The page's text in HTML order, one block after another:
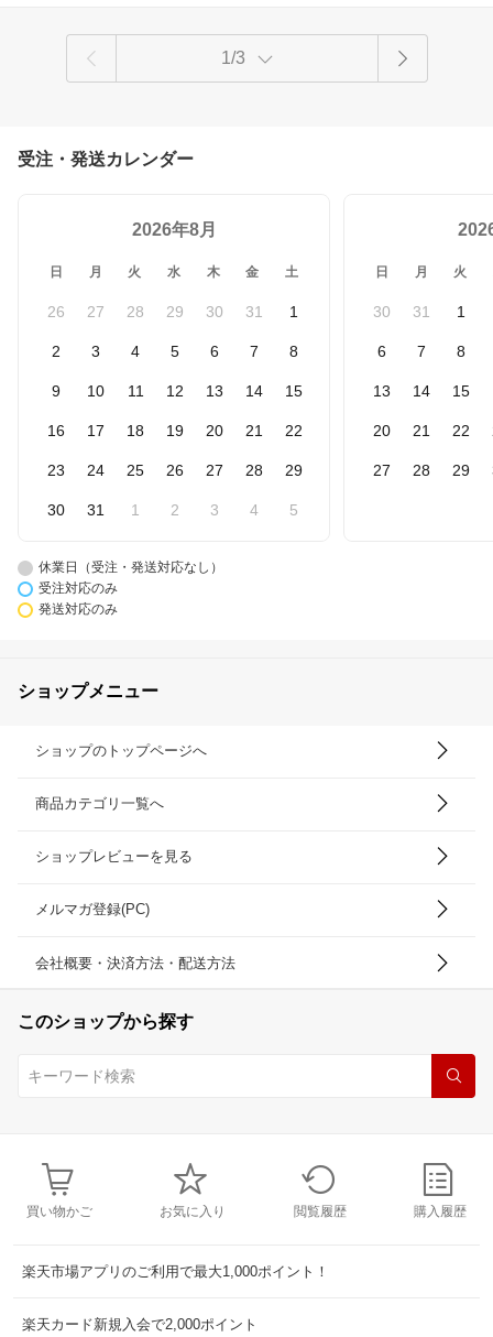
1/3
受注・発送カレンダー
2026年8月
日 月 火 水 木 金 土
26 27 28 29 30 31 1
2 3 4 5 6 7 8
9 10 11 12 13 14 15
16 17 18 19 20 21 22
23 24 25 26 27 28 29
30 31 1 2 3 4 5
日 月 火
30 31 1
6 7 8
13 14 15
20 21 22
27 28 29
休業日（受注・発送対応なし）
受注対応のみ
発送対応のみ
ショップメニュー
ショップのトップページへ
商品カテゴリ一覧へ
ショップレビューを見る
メルマガ登録(PC)
会社概要・決済方法・配送方法
このショップから探す
買い物かご お気に入り 閲覧履歴 購入履歴
楽天市場アプリのご利用で最大1,000ポイント！
楽天カード新規入会で2,000ポイント